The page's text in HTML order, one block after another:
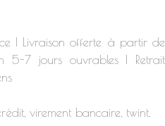
| Livraison offerte à partir de
5-7 jours ouvrables | Retrait
virement bancaire, twint.